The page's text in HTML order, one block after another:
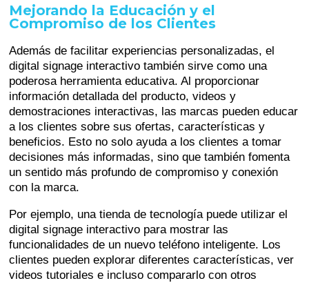
Mejorando la Educación y el
Compromiso de los Clientes
Además de facilitar experiencias personalizadas, el
digital signage interactivo también sirve como una
poderosa herramienta educativa. Al proporcionar
información detallada del producto, videos y
demostraciones interactivas, las marcas pueden educar
a los clientes sobre sus ofertas, características y
beneficios. Esto no solo ayuda a los clientes a tomar
decisiones más informadas, sino que también fomenta
un sentido más profundo de compromiso y conexión
con la marca.
Por ejemplo, una tienda de tecnología puede utilizar el
digital signage interactivo para mostrar las
funcionalidades de un nuevo teléfono inteligente. Los
clientes pueden explorar diferentes características, ver
videos tutoriales e incluso compararlo con otros